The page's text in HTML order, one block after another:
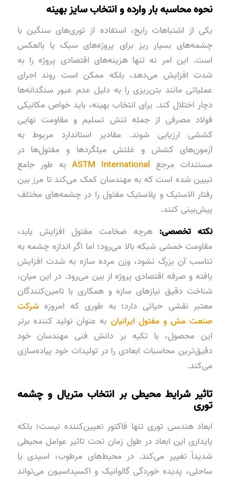
نحوه محاسبه بار وارده و انتخاب سایز بهینه
یکی از اشتباهات رایج، استفاده از توری‌های سنگین با
چشمه‌های بسیار ریز برای پروژه‌های سبک یا بالعکس
است. این امر نه تنها هزینه‌های اقتصادی پروژه را به
شدت افزایش می‌دهد، بلکه ممکن است روند اجرای
عملیاتی مانند بتن‌ریزی را به دلیل عدم عبور سنگدانه‌ها
دچار اختلال کند. برای انتخاب بهینه، باید خواص مکانیکی
فولاد مصرفی از جمله تنش تسلیمو مقاومت نهایی
کششیارزیابی شوند. مقادیر استاندارد مربوط به
آزمون‌های کشش و غلتش میلگردها و مفتول‌ها در
مستندات مرجع ASTM Internationalبه طور جامع
تبیین شده است که به مهندسان کمک می‌کند تا مرز بین
رفتار الاستیک و پلاستیک مفتول را در چشمه‌های مختلف
پیش‌بینی کنند.
نکته تخصصی: هرچه ضخامت مفتول افزایش یابد،
مقاومت خمشی شبکه بالا می‌رود؛ اما اگر اندازه چشمه به
تناسب آن بزرگ نشود، وزن مرده سازه به شدت افزایش
یافته و صرفه اقتصادی پروژه از بین می‌رود. در این میان،
شناخت دقیق نیازهای سازه و همکاری با تامین‌کنندگان
معتبر نقشی حیاتی دارد؛ به طوری که امروزهشرکت
صنعت مش و مفتول ایرانیان به عنوان تولید کننده برتر
این محصول، با تکیه بر دانش فنی مهندسان خود
دقیق‌ترین محاسبات ابعادی را در تولیدات خود پیاده‌سازی
می‌کند.
تاثیر شرایط محیطی بر انتخاب متریال و چشمه
توری
ابعاد هندسی توری تنها فاکتور تعیین‌کننده نیست؛ بلکه
پایداری این ابعاد در طول زمان تحت تاثیر عوامل محیطی
شدیداً تغییر می‌کند. در محیط‌های مرطوب، اسیدی یا
ساحلی، پدیده خوردگی گالوانیک و اکسیداسیون می‌تواند